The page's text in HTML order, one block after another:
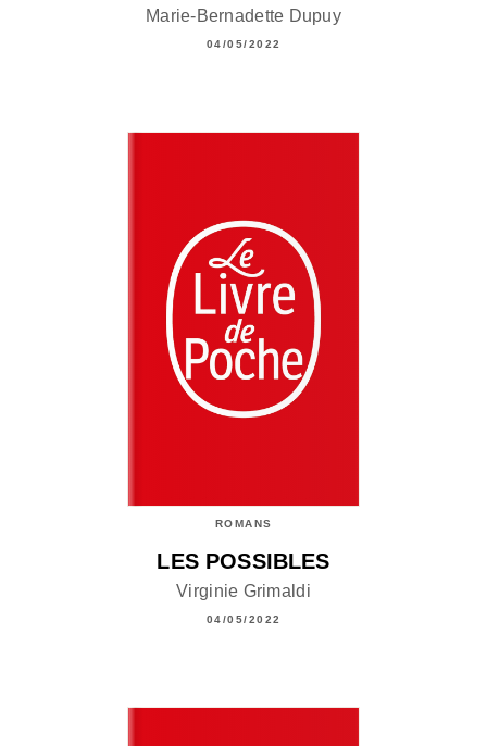
Marie-Bernadette Dupuy
04/05/2022
ROMANS
LES POSSIBLES
Virginie Grimaldi
04/05/2022